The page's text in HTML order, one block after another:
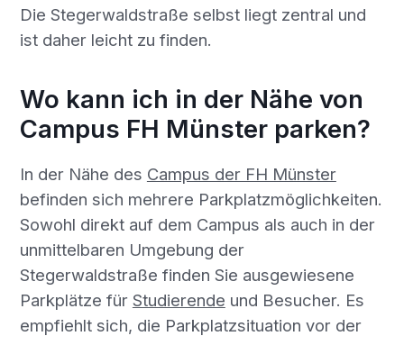
Die Stegerwaldstraße selbst liegt zentral und
ist daher leicht zu finden.
Wo kann ich in der Nähe von
Campus FH Münster parken?
In der Nähe des Campus der FH Münster
befinden sich mehrere Parkplatzmöglichkeiten.
Sowohl direkt auf dem Campus als auch in der
unmittelbaren Umgebung der
Stegerwaldstraße finden Sie ausgewiesene
Parkplätze für Studierende und Besucher. Es
empfiehlt sich, die Parkplatzsituation vor der